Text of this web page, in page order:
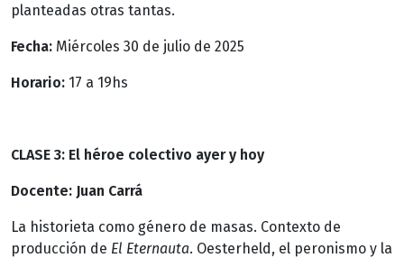
planteadas otras tantas.
Fecha: Miércoles 30 de julio de 2025
Horario: 17 a 19hs
CLASE 3: El héroe colectivo ayer y hoy
Docente: Juan Carrá
La historieta como género de masas. Contexto de
producción de El Eternauta. Oesterheld, el peronismo y la